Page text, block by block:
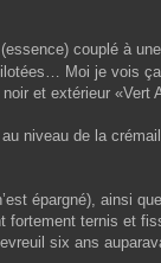
couplé à
Moi je vois
et extérieur «Vert
niveau de la
épargné), ainsi
fortement ternis et
six ans